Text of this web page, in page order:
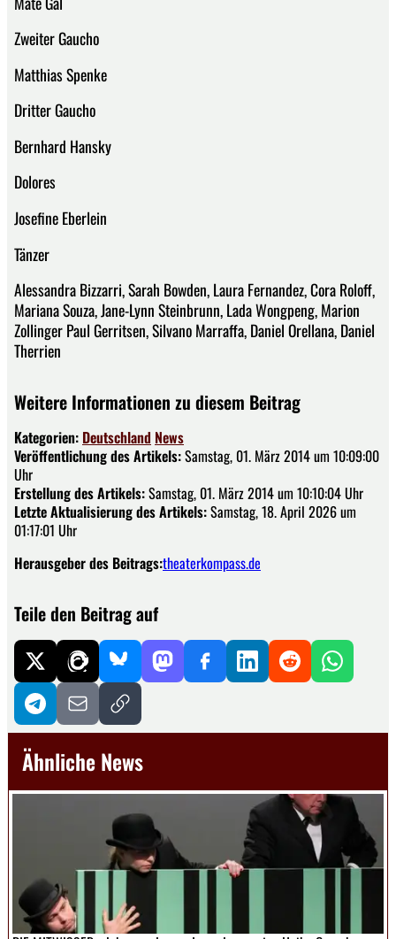
Zweiter Gaucho
Matthias Spenke
Dritter Gaucho
Bernhard Hansky
Dolores
Josefine Eberlein
Tänzer
Alessandra Bizzarri, Sarah Bowden, Laura Fernandez, Cora Roloff,
Mariana Souza, Jane-Lynn Steinbrunn, Lada Wongpeng, Marion
Zollinger Paul Gerritsen, Silvano Marraffa, Daniel Orellana, Daniel
Therrien
Weitere Informationen zu diesem Beitrag
Kategorien: Deutschland News
Veröffentlichung des Artikels:Samstag, 01. März 2014 um 10:09:00
Uhr
Erstellung des Artikels:Samstag, 01. März 2014 um 10:10:04 Uhr
Letzte Aktualisierung des Artikels:Samstag, 18. April 2026 um
01:17:01 Uhr
Herausgeber des Beitrags:theaterkompass.de
Teile den Beitrag auf
Ähnliche News